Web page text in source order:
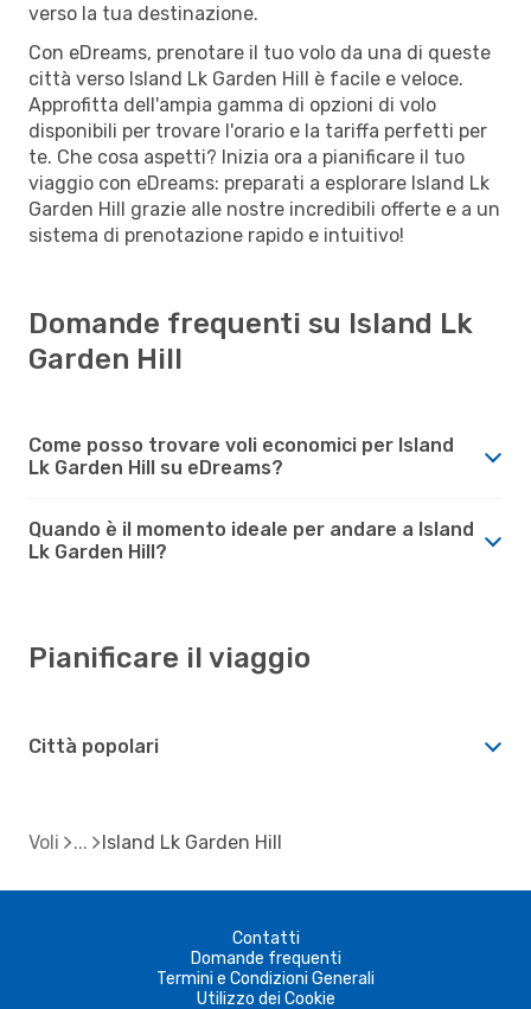
verso la tua destinazione.
Con eDreams, prenotare il tuo volo da una di queste
città verso Island Lk Garden Hill è facile e veloce.
Approfitta dell'ampia gamma di opzioni di volo
disponibili per trovare l'orario e la tariffa perfetti per
te. Che cosa aspetti? Inizia ora a pianificare il tuo
viaggio con eDreams: preparati a esplorare Island Lk
Garden Hill grazie alle nostre incredibili offerte e a un
sistema di prenotazione rapido e intuitivo!
Domande frequenti su Island Lk
Garden Hill
Come posso trovare voli economici per Island
Lk Garden Hill su eDreams?
Quando è il momento ideale per andare a Island
Lk Garden Hill?
Pianificare il viaggio
Città popolari
Voli Island Lk Garden Hill
Contatti
Domande frequenti
Termini e Condizioni Generali
Utilizzo dei Cookie